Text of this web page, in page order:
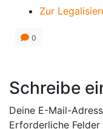
Zur
0
Schreibe
Deine E-Mail-
Erforderliche